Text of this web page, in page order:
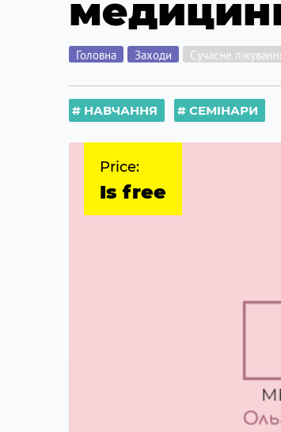
Головна Заходи Сучасне
НАВЧАННЯ СЕМІНАРИ
Price:
Is free